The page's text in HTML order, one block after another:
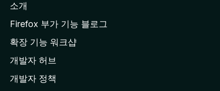
l
a
페
이
지
소개
Firefox 부가 기능 블로그
확장 기능 워크샵
개발자 허브
개발자 정책